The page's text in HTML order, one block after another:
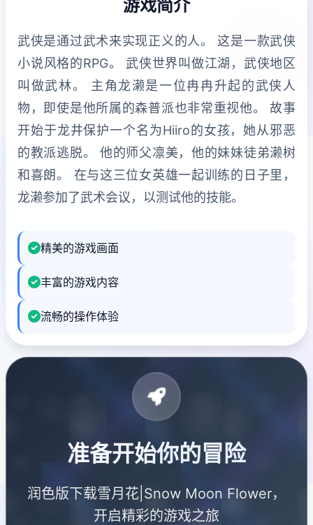
游戏简介
武侠是通过武术来实现正义的人。 这是一款武侠
小说风格的RPG。 武侠世界叫做江湖，武侠地区
叫做武林。 主角龙濑是一位冉冉升起的武侠人
物，即使是他所属的森普派也非常重视他。 故事
开始于龙井保护一个名为Hiiro的女孩，她从邪恶
的教派逃脱。 他的师父凛美，他的妹妹徒弟濑树
和喜朗。 在与这三位女英雄一起训练的日子里，
龙濑参加了武术会议，以测试他的技能。
精美的游戏画面
丰富的游戏内容
流畅的操作体验
准备开始你的冒险
润色版下载雪月花|Snow Moon Flower，
开启精彩的游戏之旅